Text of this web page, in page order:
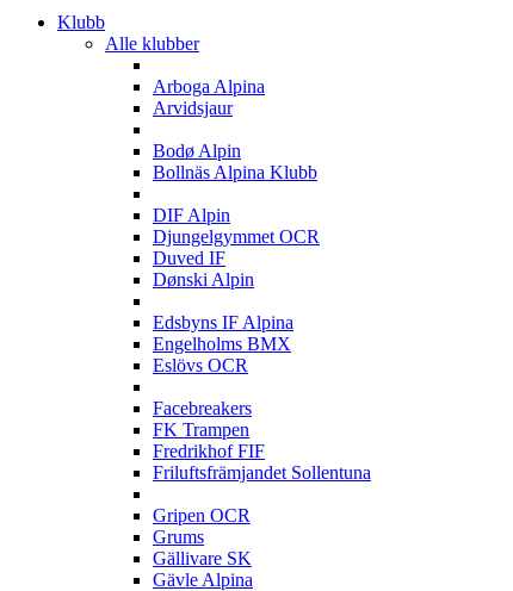
Klubb
Alle klubber
Arboga Alpina
Arvidsjaur
Bodø Alpin
Bollnäs Alpina Klubb
DIF Alpin
Djungelgymmet OCR
Duved IF
Dønski Alpin
Edsbyns IF Alpina
Engelholms BMX
Eslövs OCR
Facebreakers
FK Trampen
Fredrikhof FIF
Friluftsfrämjandet Sollentuna
Gripen OCR
Grums
Gällivare SK
Gävle Alpina